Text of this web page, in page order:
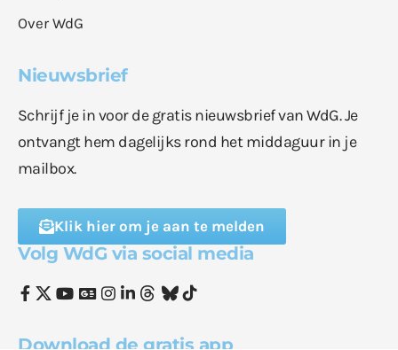
Over WdG
Nieuwsbrief
Schrijf je in voor de gratis nieuwsbrief van WdG. Je
ontvangt hem dagelijks rond het middaguur in je
mailbox.
Klik hier om je aan te melden
Volg WdG via social media
Download de gratis app